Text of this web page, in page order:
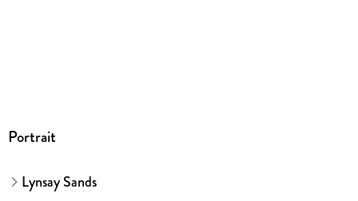
Portrait
Lynsay Sands